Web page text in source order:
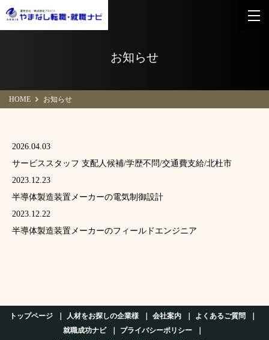
お知らせ
HOME お知らせ
2026.04.03
サービススタッフ 支配人候補/学歴不問/交通費支給/北杜市
2023.12.23
半導体製造装置メーカーの電気制御設計
2023.12.22
半導体製造装置メーカーのフィールドエンジニア
トップページ 人材をお探しの企業様 会社案内
よくあるご質問
就職成功ナビ
プライバシーポリシー